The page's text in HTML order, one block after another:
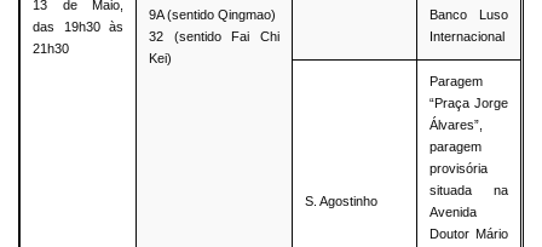
13 de Maio,
das 19h30 às
21h30
9A (sentido Qingmao)
32 (sentido Fai Chi
Kei)
Banco Luso
Internacional
S. Agostinho
Paragem
“Praça Jorge
Álvares”,
paragem
provisória
situada na
Avenida
Doutor Mário